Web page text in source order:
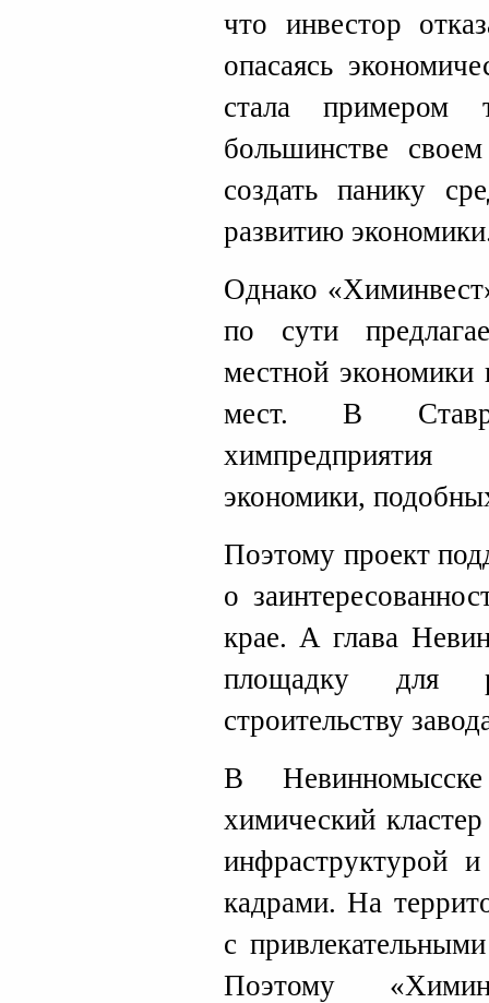
что инвестор
опасаясь
стала примером
большинстве
создать панику
развитию
Однако
по сути
местной
мест. В
экономики,
Поэтому проект
о
крае. А глава
площадку для
строительству
В
химический
инфраструктурой
кадрами. На
с
Поэтому